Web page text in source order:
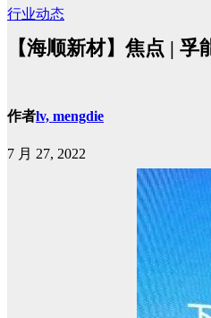
行业动态
【海顺新材】焦点 |
作者lv, mengdie
7 月 27, 2022